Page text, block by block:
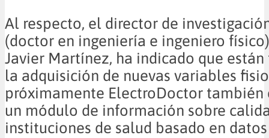
Al respecto, el director de
(doctor en ingeniería e ingeniero
Javier Martínez, ha indicado que
la adquisición de nuevas variables
próximamente ElectroDoctor también
un módulo de información sobre
instituciones de salud basado en